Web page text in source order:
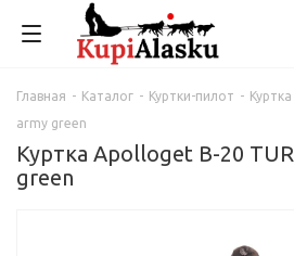
Главная - Каталог - Куртки-пилот -
army green
Куртка Apolloget B-20
green